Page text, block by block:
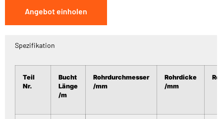
Angebot einholen
Spezifikation
Teil
Nr.
Bucht
Länge
/m
Rohrdurchmesser
/mm
Rohrdicke
/mm